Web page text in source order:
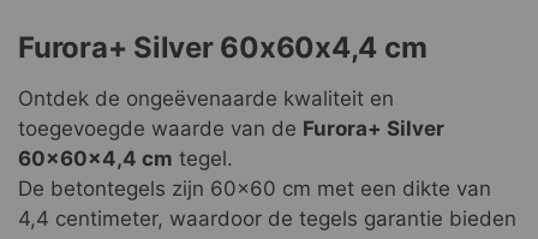
Furora+ Silver 60x60x4,4 cm
Ontdek de ongeëvenaarde kwaliteit en
toegevoegde waarde van de Furora+ Silver
60x60x4,4 cm tegel.
De betontegels zijn 60x60 cm met een dikte van
4,4 centimeter, waardoor de tegels garantie bieden